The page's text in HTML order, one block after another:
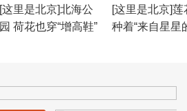
[这里是北京]北海公
园 荷花也穿“增高鞋”
[这里是北京]莲
种着“来自星星